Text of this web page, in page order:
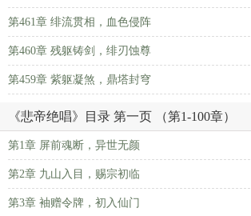
第461章 绯流贯相，血色侵阵
第460章 残躯铸剑，绯刃蚀尊
第459章 紫躯凝煞，鼎塔封穹
《悲帝绝唱》目录 第一页 （第1-100章）
第1章 屏前魂断，异世无颜
第2章 九山入目，赐宗初临
第3章 袖赠令牌，初入仙门